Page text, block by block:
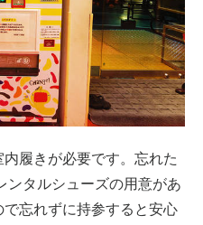
履きが必要です。忘れた
ンタルシューズの用意があ
忘れずに持参すると安心